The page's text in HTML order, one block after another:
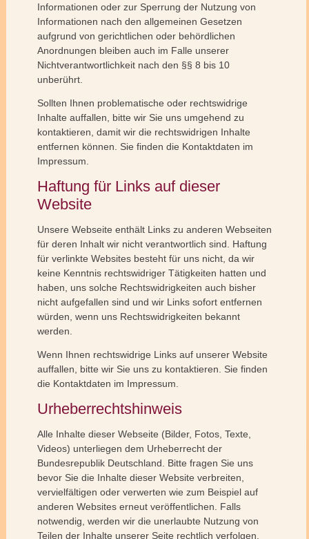
Informationen oder zur Sperrung der Nutzung von
Informationen nach den allgemeinen Gesetzen
aufgrund von gerichtlichen oder behördlichen
Anordnungen bleiben auch im Falle unserer
Nichtverantwortlichkeit nach den §§ 8 bis 10
unberührt.
Sollten Ihnen problematische oder rechtswidrige
Inhalte auffallen, bitte wir Sie uns umgehend zu
kontaktieren, damit wir die rechtswidrigen Inhalte
entfernen können. Sie finden die Kontaktdaten im
Impressum.
Haftung für Links auf dieser
Website
Unsere Webseite enthält Links zu anderen Webseiten
für deren Inhalt wir nicht verantwortlich sind. Haftung
für verlinkte Websites besteht für uns nicht, da wir
keine Kenntnis rechtswidriger Tätigkeiten hatten und
haben, uns solche Rechtswidrigkeiten auch bisher
nicht aufgefallen sind und wir Links sofort entfernen
würden, wenn uns Rechtswidrigkeiten bekannt
werden.
Wenn Ihnen rechtswidrige Links auf unserer Website
auffallen, bitte wir Sie uns zu kontaktieren. Sie finden
die Kontaktdaten im Impressum.
Urheberrechtshinweis
Alle Inhalte dieser Webseite (Bilder, Fotos, Texte,
Videos) unterliegen dem Urheberrecht der
Bundesrepublik Deutschland. Bitte fragen Sie uns
bevor Sie die Inhalte dieser Website verbreiten,
vervielfältigen oder verwerten wie zum Beispiel auf
anderen Websites erneut veröffentlichen. Falls
notwendig, werden wir die unerlaubte Nutzung von
Teilen der Inhalte unserer Seite rechtlich verfolgen.